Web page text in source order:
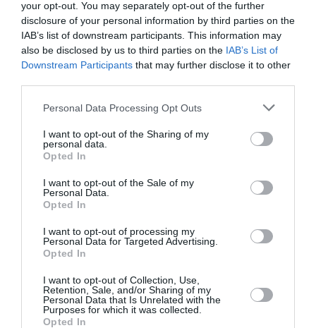
your opt-out. You may separately opt-out of the further
disclosure of your personal information by third parties on the
IAB’s list of downstream participants. This information may
also be disclosed by us to third parties on the IAB’s List of
Downstream Participants that may further disclose it to other
Personal Data Processing Opt Outs
I want to opt-out of the Sharing of my
personal data.
Opted In
I want to opt-out of the Sale of my
Personal Data.
Opted In
I want to opt-out of processing my
Personal Data for Targeted Advertising.
Opted In
I want to opt-out of Collection, Use,
Retention, Sale, and/or Sharing of my
Personal Data that Is Unrelated with the
Purposes for which it was collected.
Opted In
Ne pas confondre bagages à main (sac à main ou
petit sac à dos) et bagages cabines (comme une
petite valise).
LAISSER UN COMMENTAIRE
Appel aux lecteurs !
Soutenez Air Journal participez